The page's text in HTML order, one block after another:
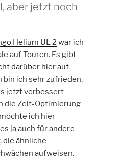
aber jetzt noch
Helium UL 2 war ich
auf Touren. Es gibt
darüber hier auf
bin ich sehr zufrieden,
jetzt verbessert
die Zelt-Optimierung
ich hier
ja auch für andere
die ähnliche
aufweisen.